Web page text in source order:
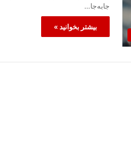
جابه‌جا…
بیشتر بخوانید »